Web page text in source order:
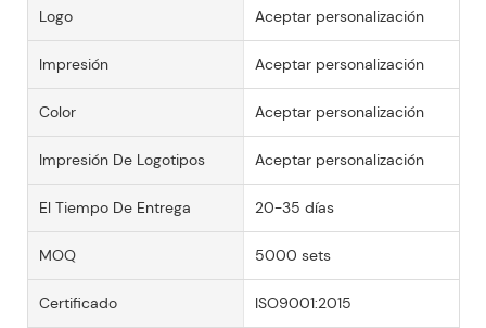
Logo Aceptar personalización
Impresión Aceptar personalización
Color Aceptar personalización
Impresión De Logotipos Aceptar personalización
El Tiempo De Entrega 20-35 días
MOQ 5000 sets
Certificado ISO9001:2015